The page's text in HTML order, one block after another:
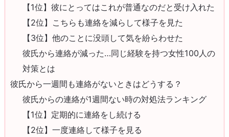
【1位】彼にとってはこれが普通なのだと受け入れた
【2位】こちらも連絡を減らして様子を見た
【3位】他のことに没頭して気を紛らわせた
彼氏から連絡が減った…同じ経験を持つ女性100人の
対策とは
彼氏から一週間も連絡がないときはどうする？
彼氏からの連絡が1週間ない時の対処法ランキング
【1位】定期的に連絡をし続ける
【2位】一度連絡して様子を見る